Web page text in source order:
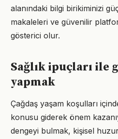
alanındaki bilgi birikiminizi
makaleleri ve güvenilir
gösterici olur.
Sağlık ipuçları ile
yapmak
Çağdaş yaşam koşulları
konusu giderek önem
dengeyi bulmak, kişisel